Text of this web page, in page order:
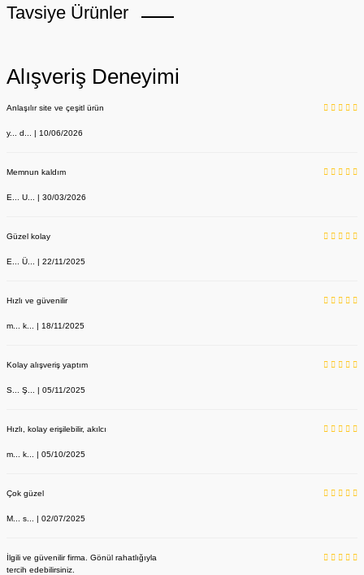
Tavsiye Ürünler
Alışveriş Deneyimi
Anlaşılır site ve çeşitl ürün
y... d... | 10/06/2026
Memnun kaldım
E... U... | 30/03/2026
Güzel kolay
E... Ü... | 22/11/2025
Hızlı ve güvenilir
m... k... | 18/11/2025
Kolay alışveriş yaptım
S... Ş... | 05/11/2025
Hızlı, kolay erişilebilir, akılcı
m... k... | 05/10/2025
Çok güzel
M... s... | 02/07/2025
İlgili ve güvenilir firma. Gönül rahatlığıyla
tercih edebilirsiniz.